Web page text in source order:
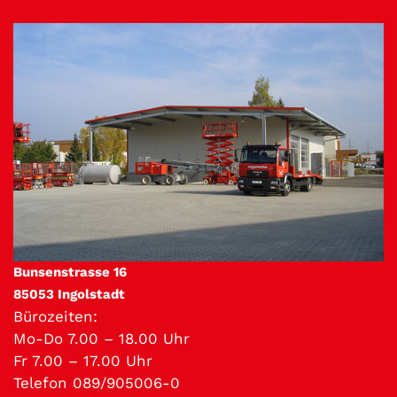
Bunsenstrasse 16
85053 Ingolstadt
Bürozeiten:
Mo-Do 7.00 – 18.00 Uhr
Fr 7.00 – 17.00 Uhr
Telefon 089/905006-0